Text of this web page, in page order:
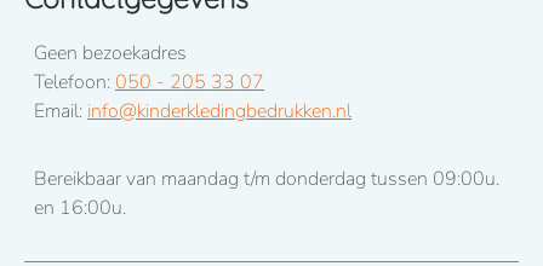
Geen bezoekadres
Telefoon: 050 - 205 33 07
Email: info@kinderkledingbedrukken.nl
Bereikbaar van maandag t/m donderdag tussen 09:00u.
en 16:00u.